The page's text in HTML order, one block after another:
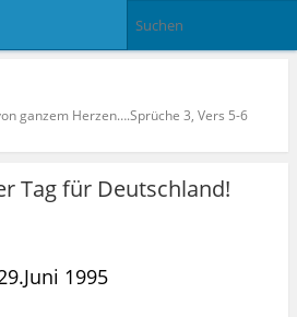
ganzem Herzen….Sprüche 3, Vers 5-6
Tag für Deutschland!
1995